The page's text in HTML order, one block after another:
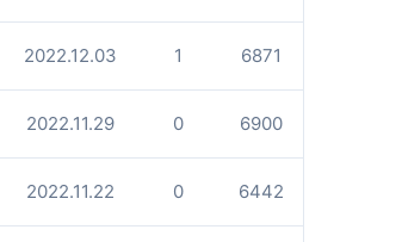
2022.12.03 1 6871
2022.11.29 0 6900
2022.11.22 0 6442